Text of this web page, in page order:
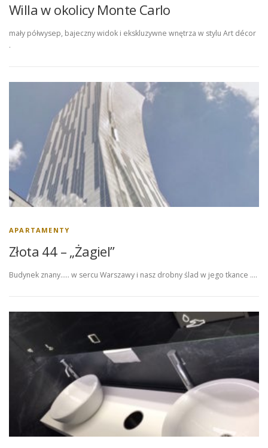
Willa w okolicy Monte Carlo
mały półwysep, bajeczny widok i ekskluzywne wnętrza w stylu Art décor
.
APARTAMENTY
Złota 44 – „Żagiel”
Budynek znany….. w sercu Warszawy i nasz drobny ślad w jego tkance ….